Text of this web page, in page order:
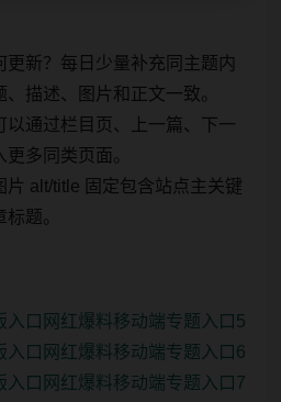
更新？每日少量补充同主题内
描述、图片和正文一致。
以通过栏目页、上一篇、下一
多同类页面。
片 alt/title 固定包含站点主关键
题。
入口网红爆料移动端专题入口5
入口网红爆料移动端专题入口6
入口网红爆料移动端专题入口7